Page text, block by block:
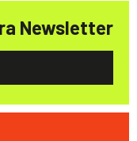
Newsletter